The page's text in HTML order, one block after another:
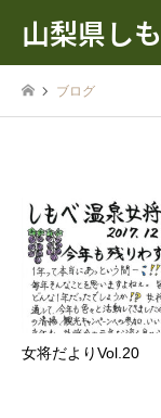
山梨県し
ブログ
女将だよりVol.20